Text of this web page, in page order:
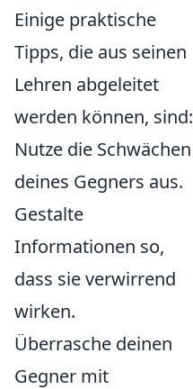
Einige praktische
Tipps, die aus seinen
Lehren abgeleitet
werden können, sind:
Nutze die Schwächen
deines Gegners aus.
Gestalte
Informationen so,
dass sie verwirrend
wirken.
Überrasche deinen
Gegner mit